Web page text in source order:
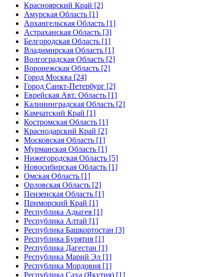
Красноярский Край [2]
Амурская Область [1]
Архангельская Область [1]
Астраханская Область [3]
Белгородская Область [1]
Владимирская Область [1]
Волгоградская Область [2]
Воронежская Область [2]
Город Москва [24]
Город Санкт-Петербург [2]
Еврейская Авт. Область [1]
Калининградская Область [2]
Камчатский Край [1]
Костромская Область [1]
Краснодарский Край [2]
Московская Область [1]
Мурманская Область [1]
Нижегородская Область [5]
Новосибирская Область [1]
Омская Область [1]
Орловская Область [2]
Пензенская Область [1]
Приморский Край [1]
Республика Адыгея [1]
Республика Алтай [1]
Республика Башкортостан [3]
Республика Бурятия [1]
Республика Дагестан [1]
Республика Марий Эл [1]
Республика Мордовия [1]
Республика Саха (Якутия) [1]